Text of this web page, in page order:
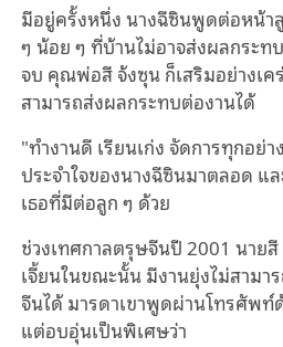
มีอยู่ครั้งหนึ่ง นางฉีซินพูดต่อหน้าลู
ๆ น้อย ๆ ที่บ้านไม่อาจส่งผลกระท
จบ คุณพ่อสี จ้งซุน ก็เสริมอย่างเค
สามารถส่งผลกระทบต่องานได้
"ทํางานดี เรียนเก่ง จัดการทุกอย่
ประจําใจของนางฉีซินมาตลอด แ
เธอที่มีต่อลูก ๆ ด้วย
ช่วงเทศกาลตรุษจีนปี 2001 นาย
เจี้ยนในขณะนั้น มีงานยุ่งไม่สาม
จีนได้ มารดาเขาพูดผ่านโทรศัพท์
แต่อบอุ่นเป็นพิเศษว่า